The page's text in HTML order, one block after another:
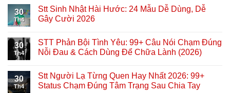
30
Th4
Stt Sinh Nhật Hài Hước: 24 Mẫu Dễ Dùng, Dễ
Gây Cười 2026
30
Th4
STT Phản Bội Tình Yêu: 99+ Câu Nói Chạm Đúng
Nỗi Đau & Cách Dùng Để Chữa Lành (2026)
30
Th4
Stt Người Lạ Từng Quen Hay Nhất 2026: 99+
Status Chạm Đúng Tâm Trạng Sau Chia Tay